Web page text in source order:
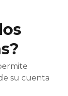
su cuenta